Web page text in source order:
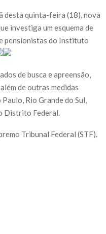
desta quinta-feira (18), nova
investiga um esquema de
pensionistas do Instituto
de busca e apreensão,
de outras medidas
Rio Grande do Sul,
Distrito Federal.
Tribunal Federal (STF).